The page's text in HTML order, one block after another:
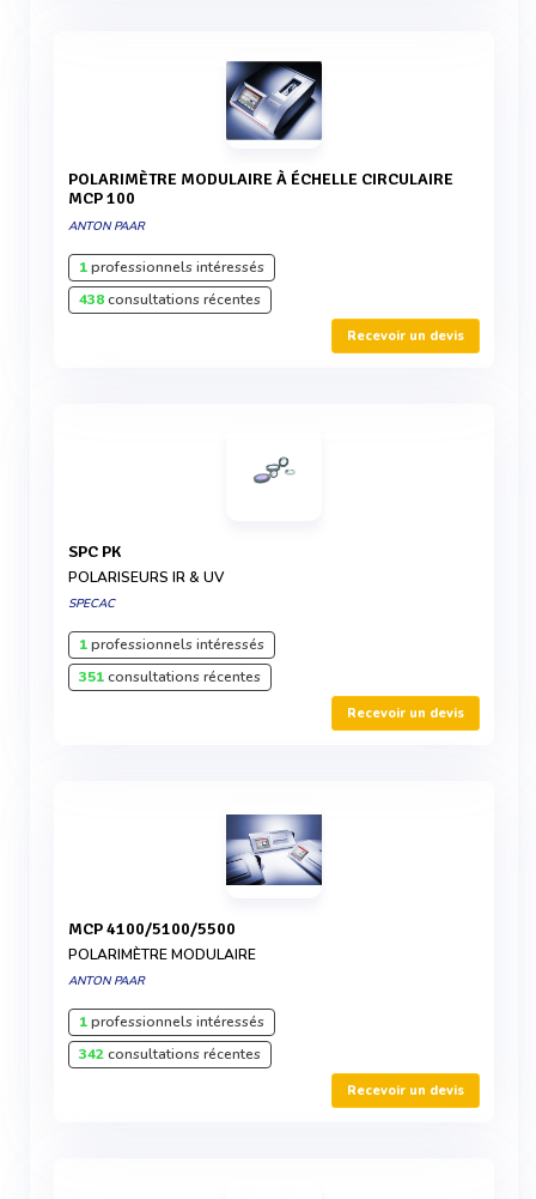
POLARIMÈTRE MODULAIRE À ÉCHELLE CIRCULAIRE
MCP 100
ANTON PAAR
1professionnels intéressés
438consultations récentes
Recevoir un devis
SPC PK
POLARISEURS IR & UV
SPECAC
1professionnels intéressés
351consultations récentes
Recevoir un devis
MCP 4100/5100/5500
POLARIMÈTRE MODULAIRE
ANTON PAAR
1professionnels intéressés
342consultations récentes
Recevoir un devis